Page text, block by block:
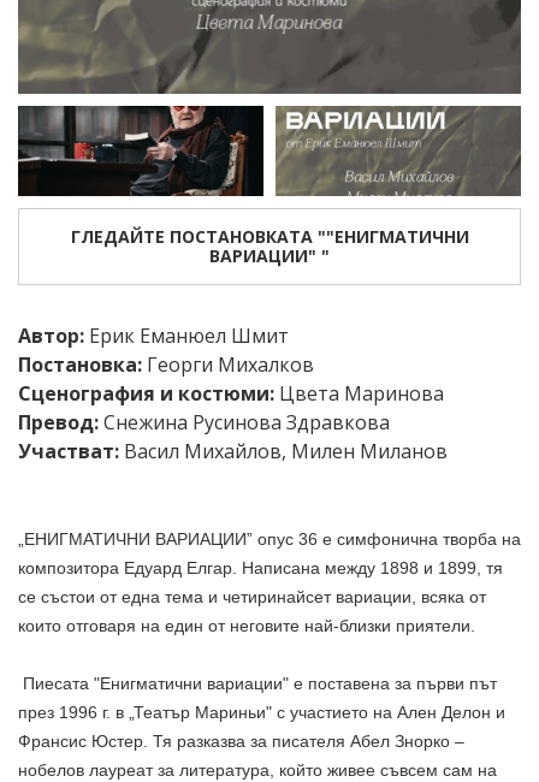
ГЛЕДАЙТЕ ПОСТАНОВКАТА ""ЕНИГМАТИЧНИ
ВАРИАЦИИ" "
Автор: Ерик Еманюел Шмит
Постановка: Георги Михалков
Сценография и костюми: Цвета Маринова
Превод:Снежина Русинова Здравкова
Участват: Васил Михайлов, Милен Миланов
„ЕНИГМАТИЧНИ ВАРИАЦИИ” опус 36 е симфонична творба на
композитора Едуард Елгар. Написана между 1898 и 1899, тя
се състои от една тема и четиринайсет вариации, всяка от
които отговаря на един от неговите най-близки приятели.
Пиесата "Енигматични вариации" е поставена за първи път
през 1996 г. в „Театър Мариньи" с участието на Ален Делон и
Франсис Юстер. Тя разказва за писателя Абел Знорко –
нобелов лауреат за литература, който живее съвсем сам на